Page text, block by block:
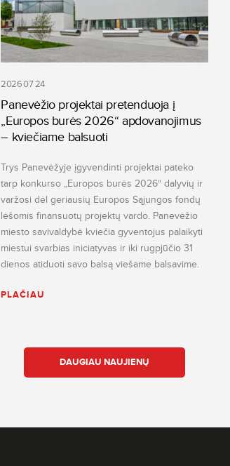
2026 07 24
Panevėžio projektai pretenduoja į
„Europos burės 2026“ apdovanojimus
– kviečiame balsuoti
Trys Panevėžyje įgyvendinti projektai pateko
tarp konkurso „Europos burės 2026“ dalyvių ir
varžosi dėl geriausių Europos Sąjungos fondų
lėšomis finansuotų projektų vardo. Panevėžio
miesto savivaldybė kviečia gyventojus palaikyti
miestui svarbias iniciatyvas ir iki rugpjūčio 31
dienos atiduoti savo balsą viešame balsavime.
PLAČIAU
DAUGIAU NAUJIENŲ